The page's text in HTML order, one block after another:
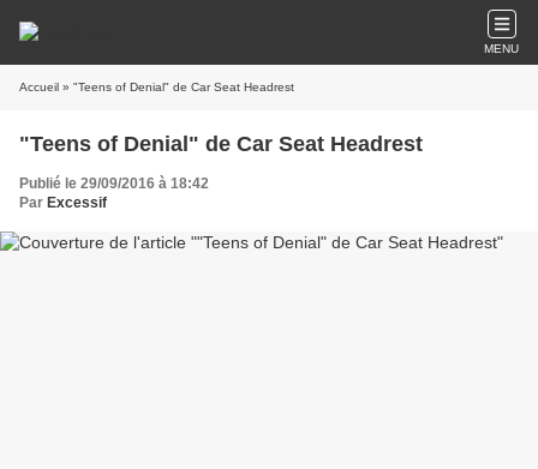
MENU
Accueil » "Teens of Denial" de Car Seat Headrest
"Teens of Denial" de Car Seat Headrest
Publié le 29/09/2016 à 18:42
Par Excessif